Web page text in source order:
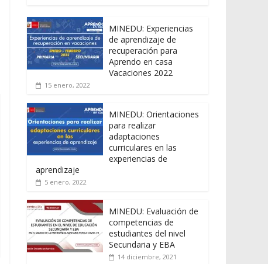
MINEDU: Experiencias
de aprendizaje de
recuperación para
Aprendo en casa
Vacaciones 2022
15 enero, 2022
MINEDU: Orientaciones
para realizar
adaptaciones
curriculares en las
experiencias de
aprendizaje
5 enero, 2022
MINEDU: Evaluación de
competencias de
estudiantes del nivel
Secundaria y EBA
14 diciembre, 2021